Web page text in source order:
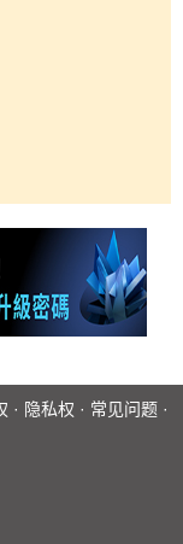
· 隐私权 · 常见问题 ·